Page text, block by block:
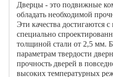
Дверцы - это подвижные
обладать необходимой
Эти качества достигаются
специально
толщиной стали от 2,5 мм.
параметрам твердости
прочность дверей в
высоких температурных